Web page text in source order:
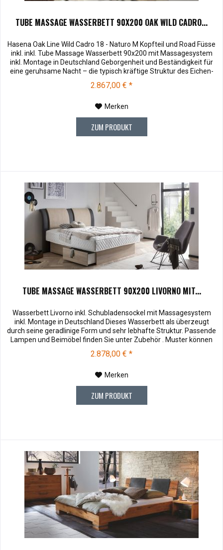
TUBE MASSAGE WASSERBETT 90X200 OAK WILD CADRO...
Hasena Oak Line Wild Cadro 18 - Naturo M Kopfteil und Road Füsse
inkl. inkl. Tube Massage Wasserbett 90x200 mit Massagesystem
inkl. Montage in Deutschland Geborgenheit und Beständigkeit für
eine geruhsame Nacht – die typisch kräftige Struktur des Eichen-
verleiht unserer Oak-Line eine starke und behagliche Aura....
2.867,00 € *
Merken
ZUM PRODUKT
TUBE MASSAGE WASSERBETT 90X200 LIVORNO MIT...
Wasserbett Livorno inkl. Schubladensockel mit Massagesystem
inkl. Montage in Deutschland Dieses Wasserbett als überzeugt
durch seine geradlinige Form und sehr lebhafte Struktur. Passende
Lampen und Beimöbel finden Sie unter Zubehör . Muster können
Rücksendung werden Ihnen die 10,00 € wieder vergütet.
2.878,00 € *
Merken
ZUM PRODUKT